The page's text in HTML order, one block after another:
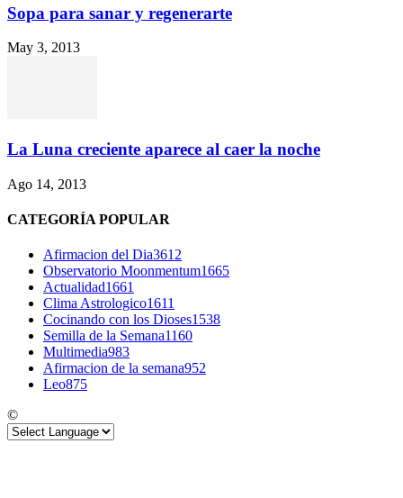
Sopa para sanar y regenerarte
May 3, 2013
La Luna creciente aparece al caer la noche
Ago 14, 2013
CATEGORÍA POPULAR
Afirmacion del Dia3612
Observatorio Moonmentum1665
Actualidad1661
Clima Astrologico1611
Cocinando con los Dioses1538
Semilla de la Semana1160
Multimedia983
Afirmacion de la semana952
Leo875
©